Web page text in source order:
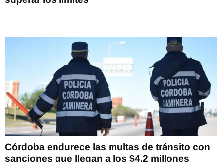
Córdoba endurece las multas de tránsito con
sanciones que llegan a los $4,2 millones